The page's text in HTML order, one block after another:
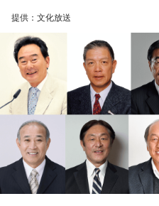
原口沙輔
Spotify O-EASTのトリは、
だ。最初はメンバーの姿は見
出された映像から始まり、何
む。幕が降りると同時に現れ
調とした服を着ていた。小山
かけず、黒いジャケットに黒
悼とも言えるスタイルで登場
久、ドラムにあらきゆうこ、
スに大野由美子がサポートメ
ィ）
町は“帰れない町”となり、14
町”となった人もいれば、“帰
となっている人も多くいるの
今回の特別番組では、東日
迎えるにあたり、原発事故と
われた町」になってしまった
字通り最初の一歩を踏み出し
RFCラジオ福島の制作協力の
して福島の復旧苦難を見つめ
提供：文化放送